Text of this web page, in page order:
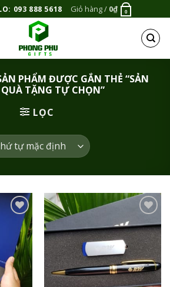
093 888 5618 Giỏ hàng / 0₫ 0
PHẨM ĐƯỢC GẮN THẺ “SẢN
TẶNG TỰ CHỌN”
LỌC
Add to
Wishlist
Add to
Wishlist